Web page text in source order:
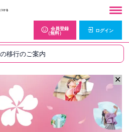
会員登録
（無料）
ログイン
移行のご案内
✕